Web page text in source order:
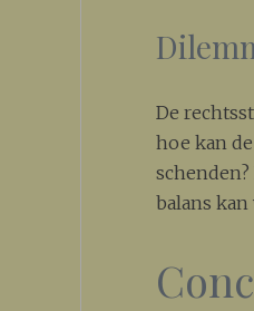
De
hoe kan
balans